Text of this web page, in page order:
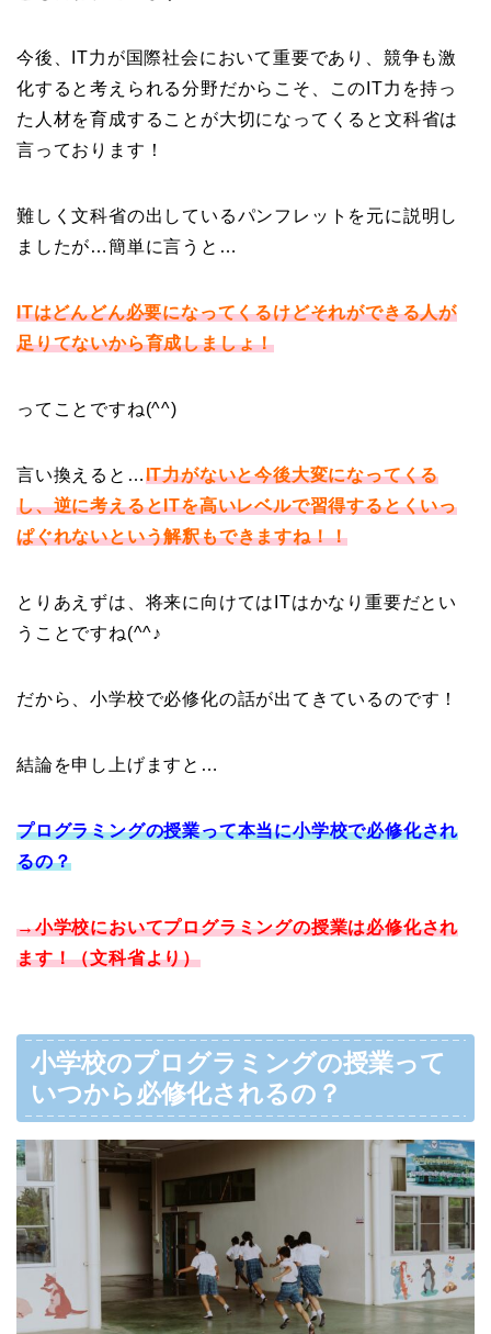
今後、IT力が国際社会において重要であり、競争も激
化すると考えられる分野だからこそ、このIT力を持っ
た人材を育成することが大切になってくると文科省は
言っております！
難しく文科省の出しているパンフレットを元に説明し
ましたが…簡単に言うと…
ITはどんどん必要になってくるけどそれができる人が
足りてないから育成しましょ！
ってことですね(^^)
言い換えると…IT力がないと今後大変になってくる
し、逆に考えるとITを高いレベルで習得するとくいっ
ぱぐれないという解釈もできますね！！
とりあえずは、将来に向けてはITはかなり重要だとい
うことですね(^^♪
だから、小学校で必修化の話が出てきているのです！
結論を申し上げますと…
プログラミングの授業って本当に小学校で必修化され
るの？
→小学校においてプログラミングの授業は必修化され
ます！（文科省より）
小学校のプログラミングの授業って
いつから必修化されるの？